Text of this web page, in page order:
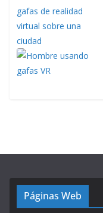
Páginas Web